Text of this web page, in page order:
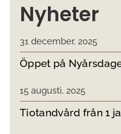
Nyheter
31 december, 2025
Öppet på
15 augusti, 2025
Tiotandvård från 1